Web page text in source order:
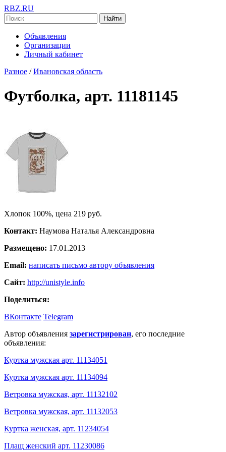
RBZ.RU
Найти
Объявления
Организации
Личный кабинет
Разное / Ивановская область
Футболка, арт. 11181145
Хлопок 100%, цена 219 руб.
Контакт: Наумова Наталья Александровна
Размещено: 17.01.2013
Email: написать письмо автору объявления
Сайт: http://unistyle.info
Поделиться:
ВКонтакте Telegram
Автор объявления зарегистрирован, его последние
объявления:
Куртка мужская арт. 11134051
Куртка мужская арт. 11134094
Ветровка мужская, арт. 11132102
Ветровка мужская, арт. 11132053
Куртка женская, арт. 11234054
Плащ женский арт. 11230086